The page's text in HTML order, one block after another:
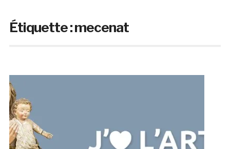
Étiquette :mecenat